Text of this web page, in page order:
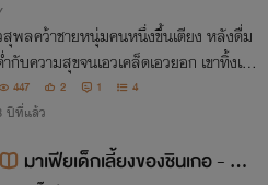
พลคว้าชายหนุ่มคนหนึ่งขึ้นเตียง หลังดื่ม
กับความสุขจนเอวเคล็ดเอวยอก เขาทิ้งเงิ
นเอาไว้รีบชิ่งหนี ใครมันจะคิดล่ะว่า ไอ้เด็กหน้
อนจะเป็นรุ่นน้องลูกสาวบุญธรรม!
447 2 1 4
ปีที่แล้ว
มาเฟียเด็กเลี้ยงของชินเกอ - ปิด